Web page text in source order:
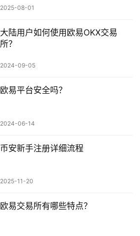
2025-08-01
大陆用户如何使用欧易OKX交易
所？
2024-09-05
欧易平台安全吗？
2024-06-14
币安新手注册详细流程
2025-11-20
欧易交易所有哪些特点？